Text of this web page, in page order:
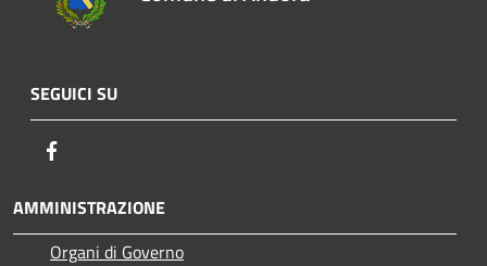
SEGUICI SU
AMMINISTRAZIONE
Organi di Governo